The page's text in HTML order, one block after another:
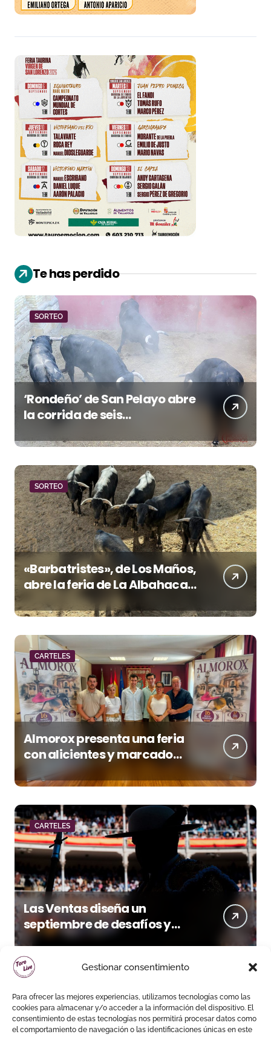
Gestionar consentimiento
Para ofrecer las mejores experiencias, utilizamos tecnologías como las
cookies para almacenar y/o acceder a la información del dispositivo. El
consentimiento de estas tecnologías nos permitirá procesar datos como
el comportamiento de navegación o las identificaciones únicas en este
Te has perdido
SORTEO
‘Rondeño’ de San Pelayo abre
la corrida de seis
Santa María esta noche
SORTEO
«Barbatristes», de Los Maños,
abre la feria de La Albahaca
de Huesca
CARTELES
Almorox presenta una feria
con alicientes y marcado
acento torista
CARTELES
Las Ventas diseña un
septiembre de desafíos y
variedad ganadera